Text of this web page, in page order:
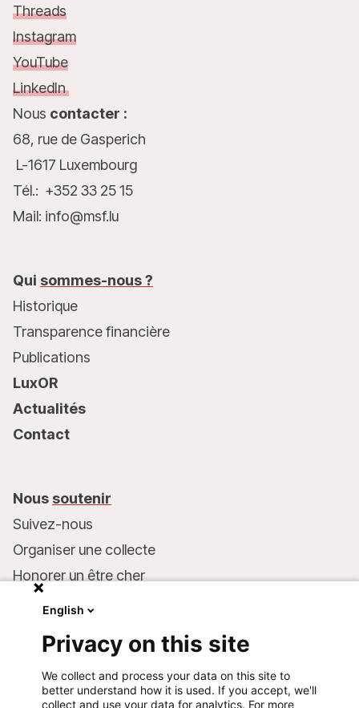
Threads
Instagram
YouTube
LinkedIn
Nous contacter :
68, rue de Gasperich
L-1617 Luxembourg
Tél.: +352 33 25 15
Mail: info@msf.lu
Qui sommes-nous ?
Historique
Transparence financière
Publications
LuxOR
Actualités
Contact
Nous soutenir
Suivez-nous
Organiser une collecte
Honorer un être cher
Faire un don
Coordonnées bancaires :
LU75 1111 0000 4848 0000
English
Privacy on this site
We collect and process your data on this site to
better understand how it is used. If you accept, we'll
collect and use your data for analytics. For more